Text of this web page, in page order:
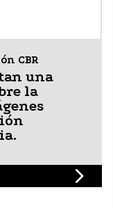
CBR
una
la